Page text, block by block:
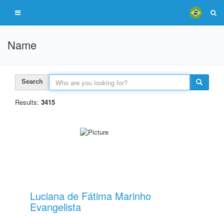
Name
Search
Results: 3415
Luciana de Fátima Marinho
Evangelista